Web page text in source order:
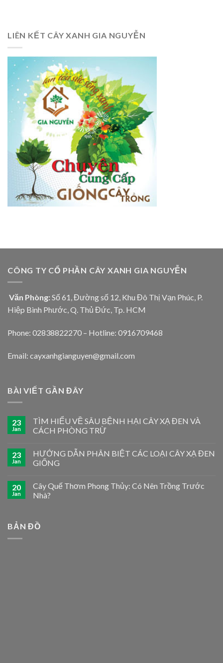
LIÊN KẾT CÂY XANH GIA NGUYỄN
CÔNG TY CỔ PHẦN CÂY XANH GIA NGUYỄN
Văn Phòng: Số 61, Đường số 12, Khu Đô Thị Vạn Phúc, P.
Hiệp Bình Phước, Q. Thủ Đức, Tp. HCM
Phone: 02838822270 – Hotline: 0916709468
Email: cayxanhgianguyen@gmail.com
BÀI VIẾT GẦN ĐÂY
23
Jan
TÌM HIỂU VỀ SÂU BỆNH HẠI CÂY XẠ ĐEN VÀ
CÁCH PHÒNG TRỪ
23
Jan
HƯỚNG DẪN PHÂN BIỆT CÁC LOẠI CÂY XẠ ĐEN
GIỐNG
20
Jan
Cây Quế Thơm Phong Thủy: Có Nên Trồng Trước
Nhà?
BẢN ĐỒ